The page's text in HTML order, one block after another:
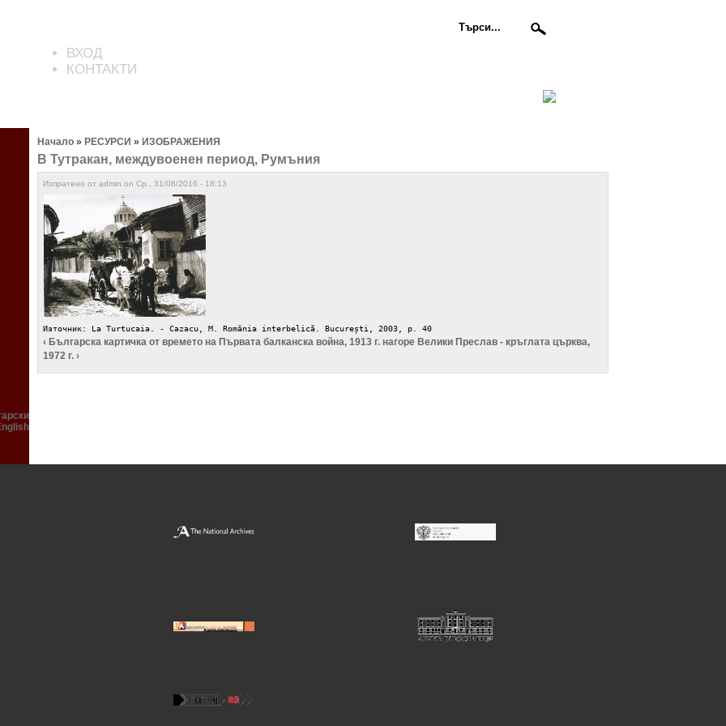
ВХОД
КОНТАКТИ
Начало » РЕСУРСИ » ИЗОБРАЖЕНИЯ
В Тутракан, междувоенен период, Румъния
Изпратено от admin on Ср., 31/08/2016 - 18:13
Източник: La Turtucaia. - Cazacu, M. România interbelică. București, 2003, p. 40
‹ Българска картичка от времето на Първата балканска война, 1913 г. нагоре Велики Преслав - кръглата църква,
1972 г. ›